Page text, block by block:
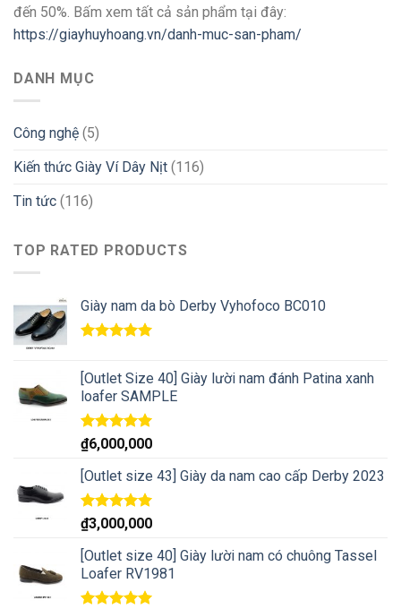
đến 50%. Bấm xem tất cả sản phẩm tại đây:
https://giayhuyhoang.vn/danh-muc-san-pham/
DANH MỤC
Công nghệ (5)
Kiến thức Giày Ví Dây Nịt (116)
Tin tức (116)
TOP RATED PRODUCTS
Giày nam da bò Derby Vyhofoco BC010
[Outlet Size 40] Giày lười nam đánh Patina xanh
loafer SAMPLE
Rated5.00
out of 5
₫6,000,000
[Outlet size 43] Giày da nam cao cấp Derby 2023
Rated5.00
out of 5
₫3,000,000
[Outlet size 40] Giày lười nam có chuông Tassel
Loafer RV1981